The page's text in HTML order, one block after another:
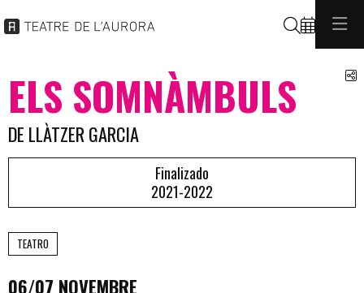
Buscar
ELS SOMNÀMBULS
DE LLÀTZER GARCIA
Finalizado
2021-2022
TEATRO
06/07 NOVEMBRE